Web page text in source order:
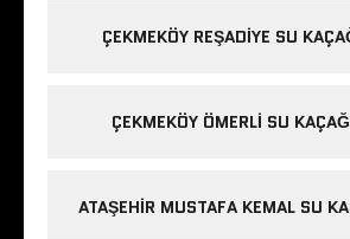
ÇEKMEKÖY REŞADIYE SU
ÇEKMEKÖY ÖMERLI SU
ATAŞEHIR MUSTAFA KEMAL SU